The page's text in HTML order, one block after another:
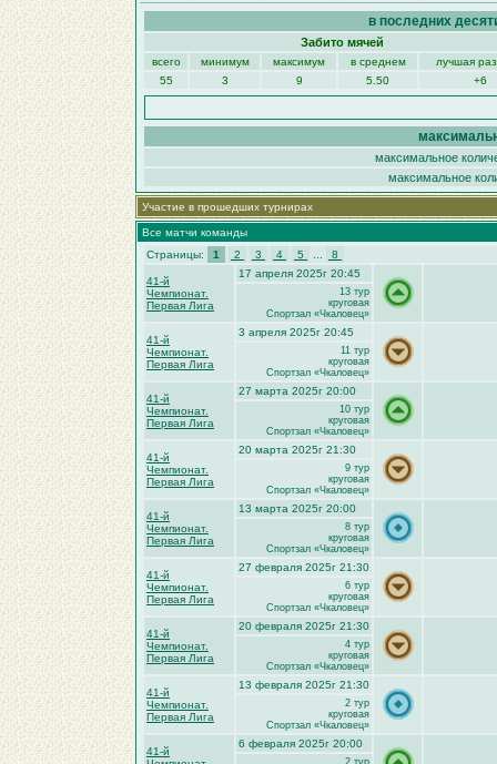
в последних
Забито мячей
всего минимум максимум в среднем
лучшая
55
3 9 5.50 +6
максимальное
максимальное
Участие в прошедших турнирах
Все матчи команды
Страницы:
1 2 3 4 5 8
41-й
Чемпионат.
Первая Лига
17 апреля 2025г 20:45
13 тур
круговая
Спортзал «Чкаловец»
41-й
Чемпионат.
Первая Лига
3 апреля 2025г 20:45
11 тур
круговая
Спортзал «Чкаловец»
41-й
Чемпионат.
Первая Лига
27 марта 2025г 20:00
10 тур
круговая
Спортзал «Чкаловец»
41-й
Чемпионат.
Первая Лига
20 марта 2025г 21:30
9 тур
круговая
Спортзал «Чкаловец»
41-й
Чемпионат.
Первая Лига
13 марта 2025г 20:00
8 тур
круговая
Спортзал «Чкаловец»
41-й
Чемпионат.
Первая Лига
27 февраля 2025г 21:30
6 тур
круговая
Спортзал «Чкаловец»
41-й
Чемпионат.
Первая Лига
20 февраля 2025г 21:30
4 тур
круговая
Спортзал «Чкаловец»
41-й
Чемпионат.
Первая Лига
13 февраля 2025г 21:30
2 тур
круговая
Спортзал «Чкаловец»
41-й
6 февраля 2025г 20:00
2 тур